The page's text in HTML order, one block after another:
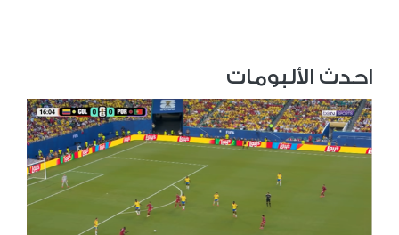
احدث الألبومات